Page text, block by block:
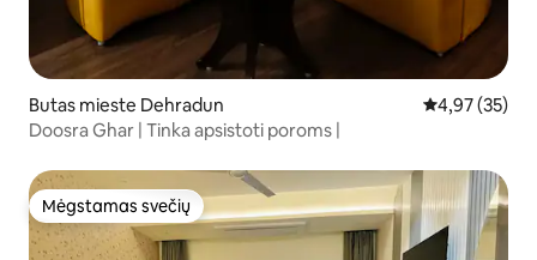
Butas mieste Dehradun Vidutinis
4,97 (35)
Doosra Ghar | Tinka apsistoti poroms |
Mėgstamas svečių
Mėgstamas svečių